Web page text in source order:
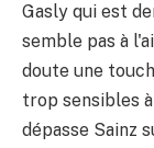
Gasly qui est
semble pas à
doute une
trop sensibles
dépasse Sainz